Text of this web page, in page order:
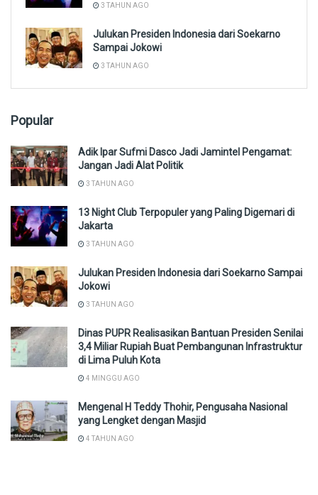
3 TAHUN AGO
Julukan Presiden Indonesia dari Soekarno
Sampai Jokowi
3 TAHUN AGO
Popular
Adik Ipar Sufmi Dasco Jadi Jamintel Pengamat:
Jangan Jadi Alat Politik
3 TAHUN AGO
13 Night Club Terpopuler yang Paling Digemari di
Jakarta
3 TAHUN AGO
Julukan Presiden Indonesia dari Soekarno Sampai
Jokowi
3 TAHUN AGO
Dinas PUPR Realisasikan Bantuan Presiden Senilai
3,4 Miliar Rupiah Buat Pembangunan Infrastruktur
di Lima Puluh Kota
4 MINGGU AGO
Mengenal H Teddy Thohir, Pengusaha Nasional
yang Lengket dengan Masjid
4 TAHUN AGO